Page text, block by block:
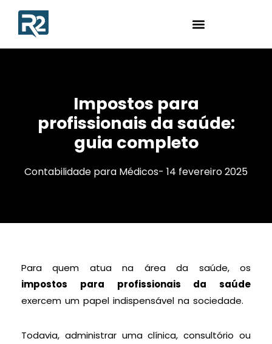
Impostos para
profissionais da saúde:
guia completo
Contabilidade para Médicos- 14 fevereiro 2025
Para quem atua na área da saúde, os
impostos para profissionais da saúde
exercem um papel indispensável na sociedade.
Todavia, administrar uma clínica, consultório ou